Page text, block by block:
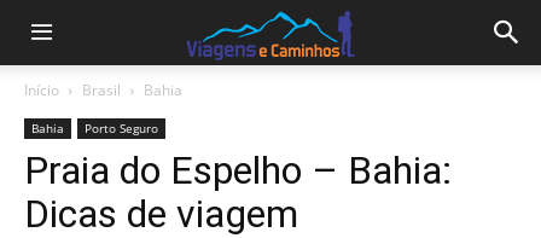
Início Brasil Bahia
Bahia Porto Seguro
Praia do Espelho – Bahia:
Dicas de viagem